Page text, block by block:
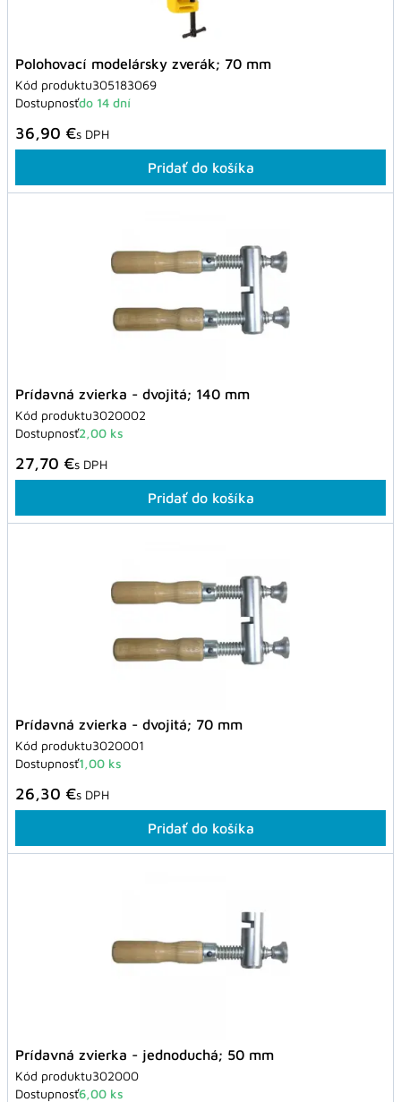
Polohovací modelársky zverák; 70 mm
Kód produktu305183069
Dostupnosťdo 14 dní
36,90 €s DPH
Pridať do košíka
Prídavná zvierka - dvojitá; 140 mm
Kód produktu3020002
Dostupnosť2,00 ks
27,70 €s DPH
Pridať do košíka
Prídavná zvierka - dvojitá; 70 mm
Kód produktu3020001
Dostupnosť1,00 ks
26,30 €s DPH
Pridať do košíka
Prídavná zvierka - jednoduchá; 50 mm
Kód produktu302000
Dostupnosť6,00 ks